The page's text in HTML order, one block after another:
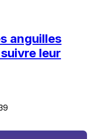
anguilles
leur